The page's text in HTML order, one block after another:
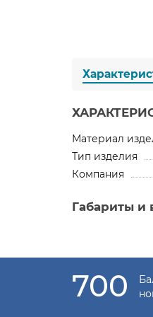
Материал
Тип изделия
Компания
Габариты и
700